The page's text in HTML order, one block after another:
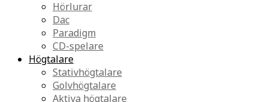
Hörlurar
Dac
Paradigm
CD-spelare
Högtalare
Stativhögtalare
Golvhögtalare
Aktiva högtalare